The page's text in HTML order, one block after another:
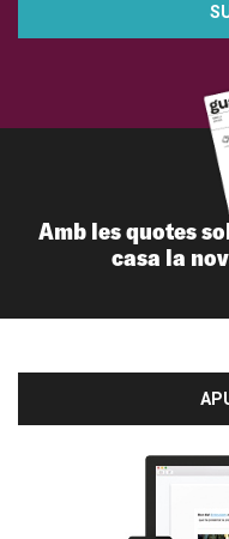
Amb les quotes
casa la